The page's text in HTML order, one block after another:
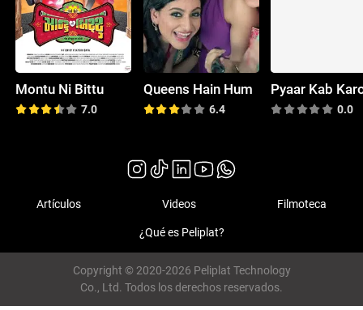
Montu Ni Bittu
7.0
Queens Hain Hum
6.4 0.0
Artículos Videos Filmoteca
¿Qué es Peliplat?
Copyright © 2020-2026 Peliplat Technology
Co., Ltd. Todos los derechos reservados.